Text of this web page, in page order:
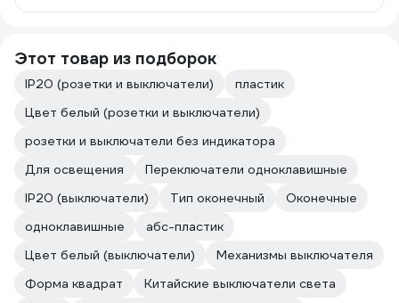
Этот товар из подборок
IP20 (розетки и выключатели)
пластик
Цвет белый (розетки и выключатели)
розетки и выключатели без индикатора
Для освещения
Переключатели одноклавишные
IP20 (выключатели)
Тип оконечный
Оконечные
одноклавишные
абс-пластик
Цвет белый (выключатели)
Механизмы выключателя
Форма квадрат
Китайские выключатели света